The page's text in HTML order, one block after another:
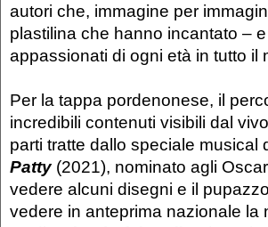
autori che, immagine per
plastilina che hanno incantato –
appassionati di ogni età in tutto il
Per la tappa pordenonese, il
incredibili contenuti visibili dal vivo
parti tratte dallo speciale musical
Patty(2021), nominato agli
vedere alcuni disegni e il
vedere in anteprima nazionale la